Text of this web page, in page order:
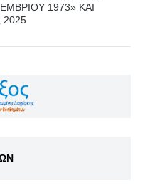
1973» ΚΑΙ